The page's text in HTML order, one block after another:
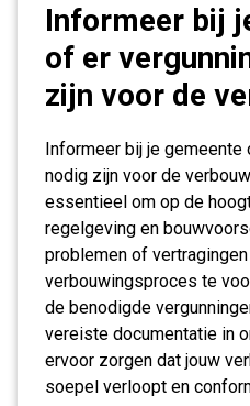
Informeer bij
of er
zijn voor de
Informeer bij je gemeente
nodig zijn voor de
essentieel om op de
regelgeving en
problemen of
verbouwingsproces te
de benodigde
vereiste documentatie in
ervoor zorgen dat jouw
soepel verloopt en